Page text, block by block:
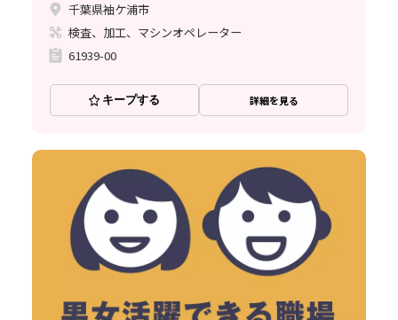
千葉県袖ケ浦市
検査、加工、マシンオペレーター
61939-00
キープする 詳細を見る